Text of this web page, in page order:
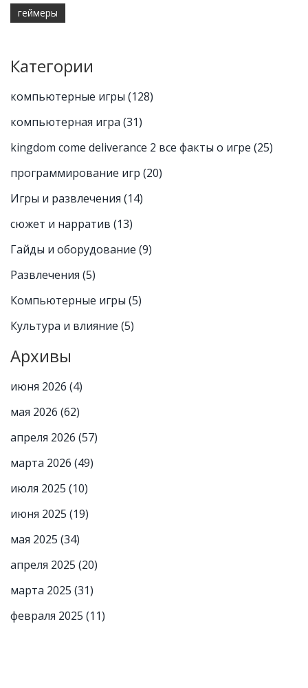
геймеры
Категории
компьютерные игры (128)
компьютерная игра (31)
kingdom come deliverance 2 все факты о игре (25)
программирование игр (20)
Игры и развлечения (14)
сюжет и нарратив (13)
Гайды и оборудование (9)
Развлечения (5)
Компьютерные игры (5)
Культура и влияние (5)
Архивы
июня 2026 (4)
мая 2026 (62)
апреля 2026 (57)
марта 2026 (49)
июля 2025 (10)
июня 2025 (19)
мая 2025 (34)
апреля 2025 (20)
марта 2025 (31)
февраля 2025 (11)